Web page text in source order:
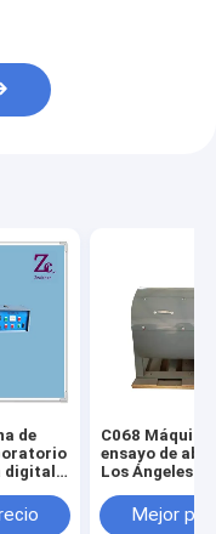
de
digital
con
C068 Máquina
ensayo de
Los Ángeles
laboratorio
piedra ASTM
Mejor